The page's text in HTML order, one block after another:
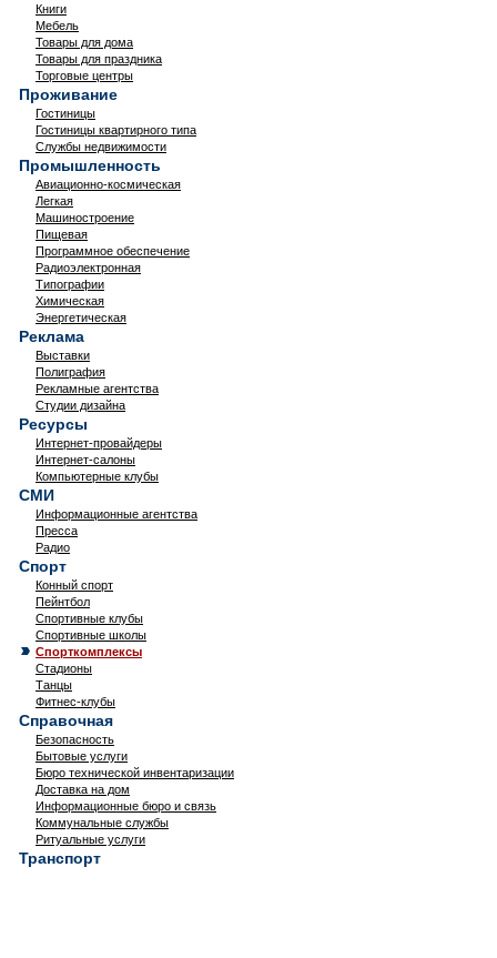
Книги
Мебель
Товары для дома
Товары для праздника
Торговые центры
Проживание
Гостиницы
Гостиницы квартирного типа
Службы недвижимости
Промышленность
Авиационно-космическая
Легкая
Машиностроение
Пищевая
Программное обеспечение
Радиоэлектронная
Типографии
Химическая
Энергетическая
Реклама
Выставки
Полиграфия
Рекламные агентства
Студии дизайна
Ресурсы
Интернет-провайдеры
Интернет-салоны
Компьютерные клубы
СМИ
Информационные агентства
Пресса
Радио
Спорт
Конный спорт
Пейнтбол
Спортивные клубы
Спортивные школы
Спорткомплексы
Стадионы
Танцы
Фитнес-клубы
Справочная
Безопасность
Бытовые услуги
Бюро технической инвентаризации
Доставка на дом
Информационные бюро и связь
Коммунальные службы
Ритуальные услуги
Транспорт